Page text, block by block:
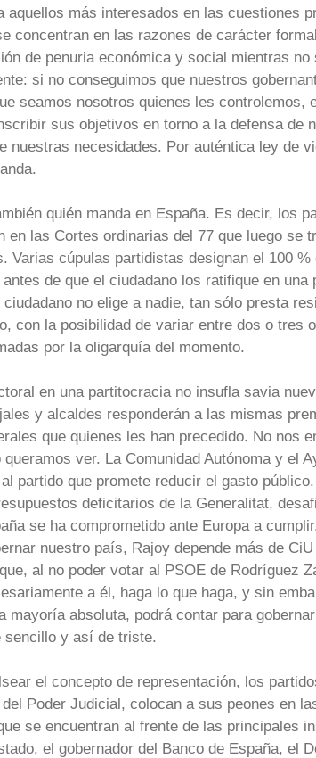
aquellos más interesados en las cuestiones
concentran en las razones de carácter
de penuria económica y social mientras
si no conseguimos que nuestros
seamos nosotros quienes les controlemos,
sus objetivos en torno a la defensa de
nuestras necesidades. Por auténtica ley de
quién manda en España. Es decir, los
en las Cortes ordinarias del 77 que luego se
Varias cúpulas partidistas designan el 100
antes de que el ciudadano los ratifique en
no elige a nadie, tan sólo presta
con la posibilidad de variar entre dos o tres
por la oligarquía del momento.
en una partitocracia no insufla savia
y alcaldes responderán a las mismas
que quienes les han precedido. No nos
queramos ver. La Comunidad Autónoma y el
partido que promete reducir el gasto
deficitarios de la Generalitat,
se ha comprometido ante Europa a
nuestro país, Rajoy depende más de
al no poder votar al PSOE de Rodríguez
a él, haga lo que haga, y sin
mayoría absoluta, podrá contar para
sencillo y así de triste.
el concepto de representación, los
Poder Judicial, colocan a sus peones en
se encuentran al frente de las principales
el gobernador del Banco de España, el